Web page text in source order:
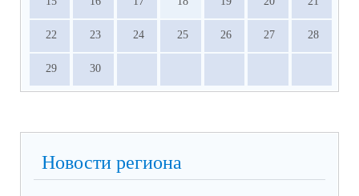
22 23 24 25 26 27 28
29 30
Новости региона